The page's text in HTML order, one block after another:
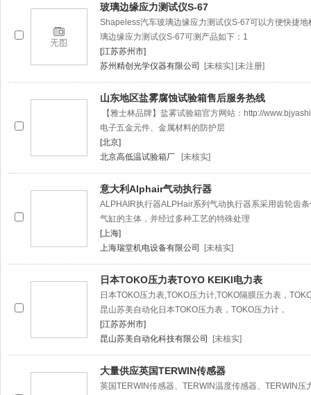
玻璃边缘应力测试仪S-67
Shapeless汽车玻璃边缘应力测试仪S-67可以方便快捷
璃边缘应力测试仪S-67可测产品如下：1
[江苏苏州市]
苏州精创光学仪器有限公司
[未核实] [未注册]
山东地区盐雾腐蚀试验箱售后服务热线
【雅士林品牌】盐雾试验箱官方网站：http://
电子五金元件、金属材料的防护层
[北京]
北京高低温试验箱厂
[未核实]
意大利Alphair气动执行器
ALPHAIR执行器ALPHair系列气动执行器系采用齿轮齿
气缸的主体，并经过多种工艺的特殊处理
[上海]
上海瑞堂机电设备有限公司
[未核实]
日本TOKO压力表TOYO KEIKI电力表
日本TOKO压力表,TOKO压力计,TOKO隔膜压力表，
昆山苏美自动化日本TOKO压力表，TOKO压力计，
[江苏苏州市]
昆山苏美自动化科技有限公司
[未核实]
大量供应英国TERWIN传感器
英国TERWIN传感器、TERWIN温度传感器、TERWIN